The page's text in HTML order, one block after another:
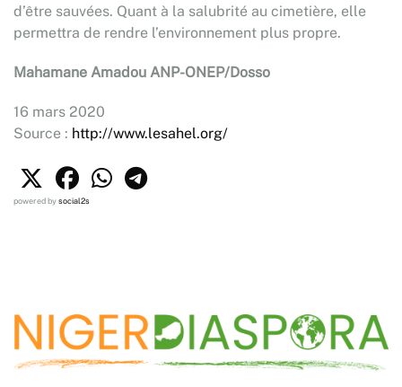
d’être sauvées. Quant à la salubrité au cimetière, elle
permettra de rendre l’environnement plus propre.
Mahamane Amadou ANP-ONEP/Dosso
16 mars 2020
Source : http://www.lesahel.org/
powered bysocial2s